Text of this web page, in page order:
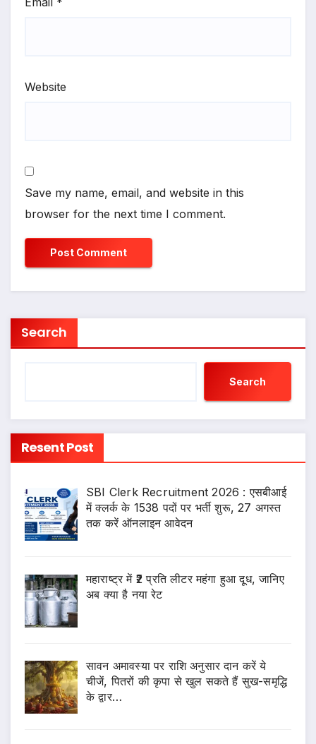
Website
Save my name, email, and website in this
browser for the next time I comment.
Search
Search
Resent Post
SBI Clerk Recruitment 2026 : एसबीआई
में क्लर्क के 1538 पदों पर भर्ती शुरू, 27 अगस्त
तक करें ऑनलाइन आवेदन
महाराष्ट्र में ₹2 प्रति लीटर महंगा हुआ दूध, जानिए
अब क्या है नया रेट
सावन अमावस्या पर राशि अनुसार दान करें ये
चीजें, पितरों की कृपा से खुल सकते हैं सुख-समृद्धि
के द्वार…